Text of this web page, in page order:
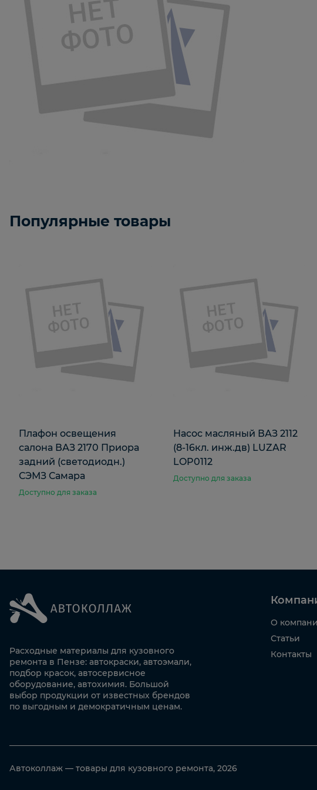
Популярные товары
Плафон освещения
салона ВАЗ 2170 Приора
задний (светодиодн.)
СЭМЗ Самара
Доступно для заказа
Насос масляный ВАЗ 2112
(8-16кл. инж.дв) LUZAR
LOP0112
Доступно для заказа
Расходные материалы для кузовного
ремонта в Пензе: автокраски, автоэмали,
подбор красок, автосервисное
оборудование, автохимия. Большой
выбор продукции от известных брендов
по выгодным и демократичным ценам.
О
Статьи
Контакты
Автоколлаж — товары для кузовного ремонта, 2026